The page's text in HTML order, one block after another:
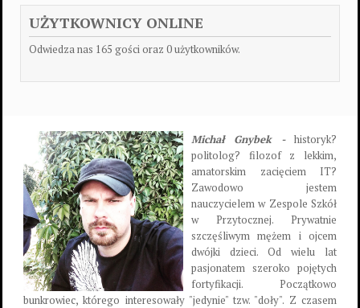
UŻYTKOWNICY ONLINE
Odwiedza nas 165 gości oraz 0 użytkowników.
Michał Gnybek - historyk?
politolog? filozof z lekkim,
amatorskim zacięciem IT?
Zawodowo jestem
nauczycielem w Zespole Szkół
w Przytocznej. Prywatnie
szczęśliwym mężem i ojcem
dwójki dzieci. Od wielu lat
pasjonatem szeroko pojętych
fortyfikacji. Początkowo
bunkrowiec, którego interesowały "jedynie" tzw. "doły". Z czasem